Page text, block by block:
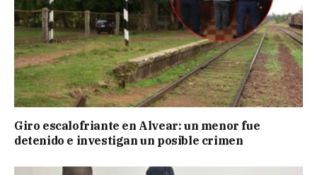
Giro escalofriante en Alvear: un menor fue
detenido e investigan un posible crimen